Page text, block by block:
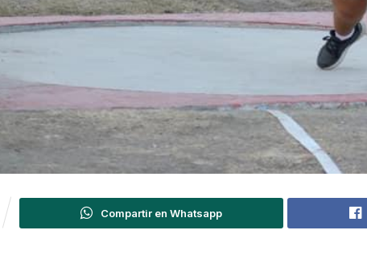
Compartir en Whatsapp